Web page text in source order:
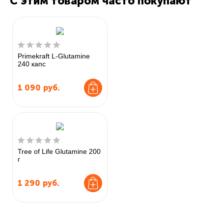
Primekraft L-Glutamine
240 капс
1 090 руб.
Tree of Life Glutamine 200
г
1 290 руб.